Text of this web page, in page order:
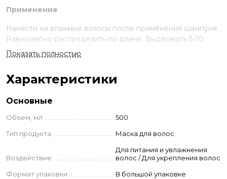
Применение
Нанести на влажные волосы после применения шампуня.
Равномерно распределить по длине. Выдержать 5-10
минут. Смыть водой. Можно использовать в качестве
кондиционера без выдерживания. Подходит для частого
triglyceride, propylene glycol, distearoylethyl
hydroxyethylmonium methosulfate, cocos nucifera oil
(bamboo) extract, polyquaternium-10, parfum (fragrance),
panthenol, methylchloroisothiazolinone, ci19140, ci28440,
ci73015, ci16255, methylisothiazolinone, ci42090.
Показать полностью
Характеристики
Основные
Объем, мл
500
Тип продукта
Маска для волос
Воздействие
Для питания и увлажнения
волос / Для укрепления волос
Формат упаковки
В большой упаковке